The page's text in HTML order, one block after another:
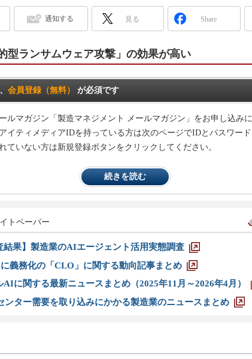
日本ものづくりワールド
AUTOMOTIVE WORLD
産業オープンネット展
ISO26262
3Dプリンタ
デジタルツインとCAE
インダストリー4.0
イノベーション
製造業ビッグデータ
グローバル設計・開発
制御セキュリティ
新型コロナへの対応
通知する 見る Share
型ランサムウェア攻撃」の効果が高い
会員登録（無料） が必須です
ルマガジン「製造マネジメント メールマガジン」をお申し込み
イティメディアIDを持っている方は次のページでIDとパスワード
ていない方は新規登録ボタンをクリックしてください。
続きを読む
トペーパー
結果】製造業のAIエージェント活用実態調査
義務化の「CLO」に関する動向記事まとめ
AIに関する最新ニュースまとめ（2025年11月～2026年4月）
ンター需要を取り込みにかかる製造業のニュースまとめ